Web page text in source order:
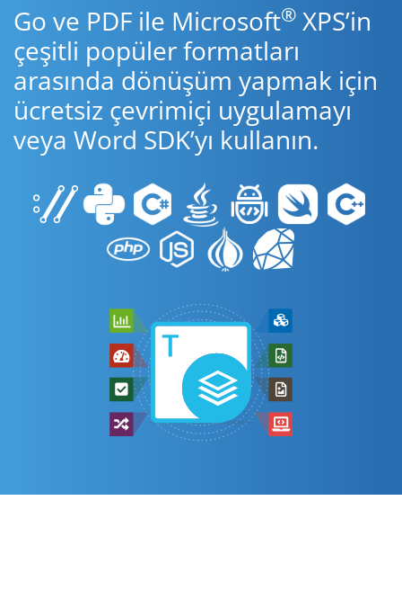
Go ve PDF ile Microsoft® XPS’in
çeşitli popüler formatları
arasında dönüşüm yapmak için
ücretsiz çevrimiçi uygulamayı
veya Word SDK’yı kullanın.